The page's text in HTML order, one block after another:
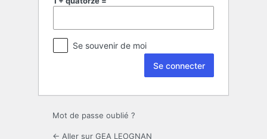
Se souvenir de moi
Mot de passe oublié ?
← Aller sur GEA LEOGNAN